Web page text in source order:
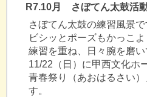
R7.10月 さぼてん太鼓活
さぼてん太鼓の練習風景で
ビシッとポーズもかっこ
練習を重ね、日々腕を磨い
11/22（日）に甲西文化ホ
青春祭り（あおはるさい
す。